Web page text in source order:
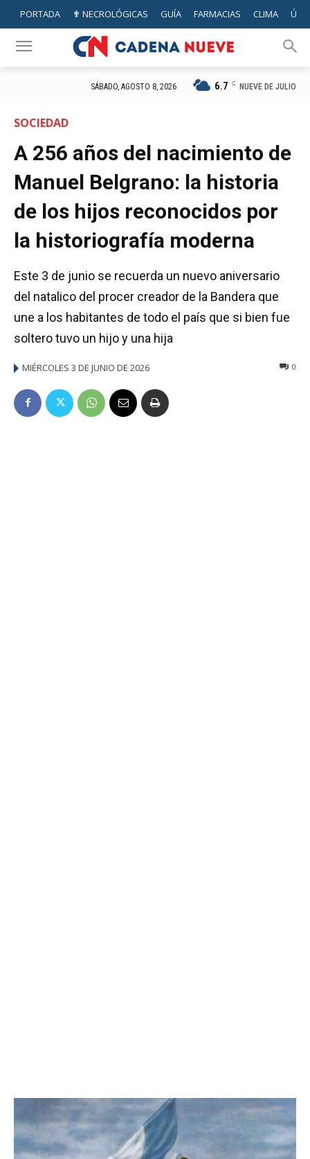
PORTADA ✟ NECROLÓGICAS GUÍA FARMACIAS CLIMA
SÁBADO, AGOSTO 8, 2026 6.7 C NUEVE DE JULIO
SOCIEDAD
A 256 años del nacimiento de
Manuel Belgrano: la historia
de los hijos reconocidos por
la historiografía moderna
Este 3 de junio se recuerda un nuevo aniversario
del natalico del procer creador de la Bandera que
une a los habitantes de todo el país que si bien fue
soltero tuvo un hijo y una hija
MIÉRCOLES 3 DE JUNIO DE 2026 0